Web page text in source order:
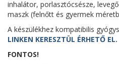
inhalátor, porlasztócsésze,
maszk (felnőtt és gyermek
A készülékhez kompatibilis
LINKEN KERESZTÜL ÉRHETŐ EL.
FONTOS!